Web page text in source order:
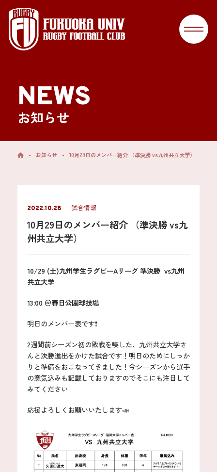
NEWS
お知らせ
- お知らせ - 10月29日のメンバー紹介 （準決勝 vs九州共立大学）
2022.10.28 試合情報
10月29日のメンバー紹介 （準決勝 vs九
州共立大学）
10/29 (土)九州学生ラグビーAリーグ 準決勝 vs九州
共立大学
13:00 ＠春日公園球技場
明日のメンバー表です❗️
2週間前シーズン初の敗戦を喫した、九州共立大学さ
んと決勝進出をかけた試合です！明日のためにしっか
りと準備をおこなってきました！今シーズンから選手
の意気込みも記載しておりますのでそこにも注目して
みてください
応援よろしくお願いいたします📣